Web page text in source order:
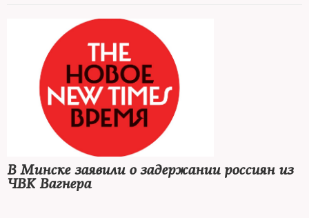
В Минске заявили о задержании россиян из
ЧВК Вагнера